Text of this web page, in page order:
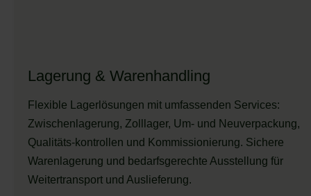
Lagerung & Warenhandling
Flexible Lagerlösungen mit umfassenden Services:
Zwischenlagerung, Zolllager, Um- und Neuverpackung,
Qualitäts-kontrollen und Kommissionierung. Sichere
Warenlagerung und bedarfsgerechte Ausstellung für
Weitertransport und Auslieferung.